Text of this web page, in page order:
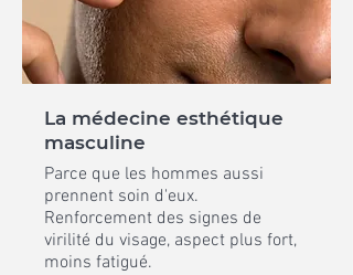
La médecine esthétique
masculine
Parce que les hommes aussi
prennent soin d'eux.
Renforcement des signes de
virilité du visage, aspect plus fort,
moins fatigué.